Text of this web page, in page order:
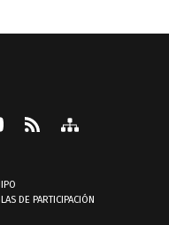
DE PARTICIPACIÓN